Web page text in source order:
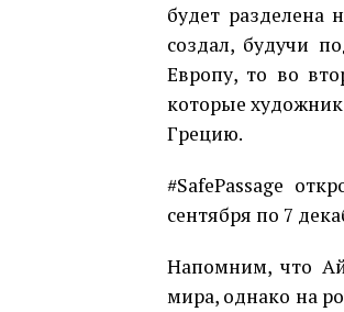
будет разделена
создал, будучи
Европу, то во
которые
Грецию.
#SafePassage
сентября по 7
Напомним, что
мира, однако на